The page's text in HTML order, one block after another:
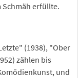
erfüllte.
(1938), "Ober
zählen bis
und